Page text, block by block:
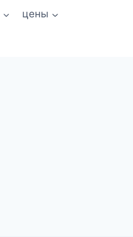
цены